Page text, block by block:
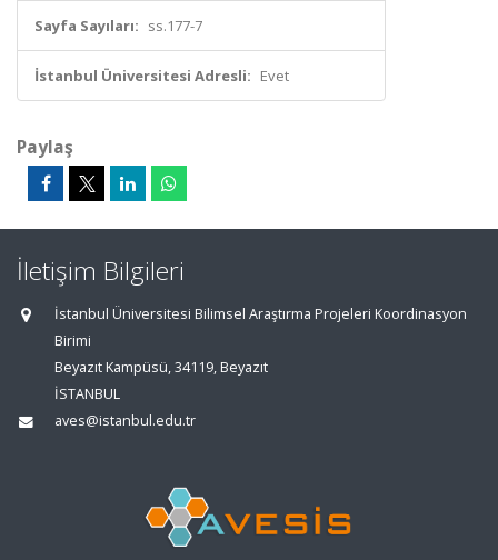
Sayfa Sayıları: ss.177-7
İstanbul Üniversitesi Adresli: Evet
Paylaş
İletişim Bilgileri
İstanbul Üniversitesi Bilimsel Araştırma Projeleri Koordinasyon
Birimi
Beyazıt Kampüsü, 34119, Beyazıt
İSTANBUL
aves@istanbul.edu.tr